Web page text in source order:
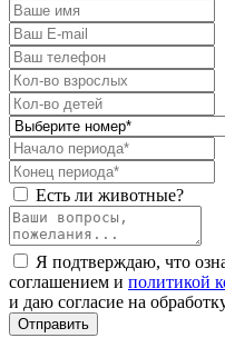
Есть ли животные?
Я подтверждаю, что
соглашением и политикой
и даю согласие на
Отправить